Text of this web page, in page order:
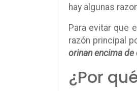
hay algunas
Para evitar que
razón principal
orinan encima
¿Por